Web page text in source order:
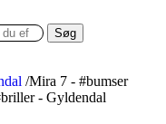
Søg
/Mira 7 - #bumser
- Gyldendal